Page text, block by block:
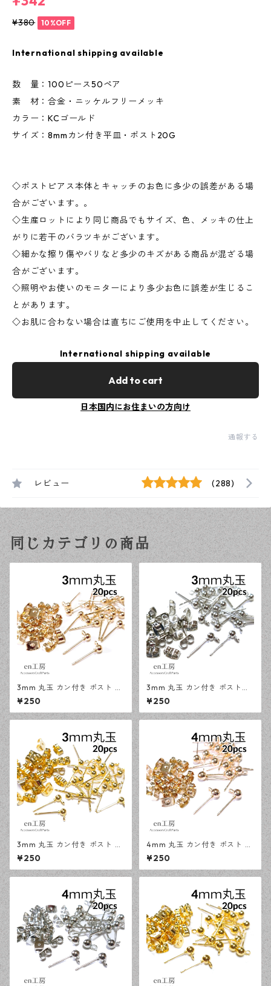
¥380 10%OFF
International shipping available
数 量：100ピース50ペア
素 材：合金・ニッケルフリーメッキ
カラー：KCゴールド
サイズ：8mmカン付き平皿・ポスト20G
◇ポストピアス本体とキャッチのお色に多少の誤差がある場
合がございます。。
◇生産ロットにより同じ商品でもサイズ、色、メッキの仕上
がりに若干のバラツキがございます。
◇細かな擦り傷やバリなど多少のキズがある商品が混ざる場
合がございます。
◇照明やお使いのモニターにより多少お色に誤差が生じるこ
とがあります。
◇お肌に合わない場合は直ちにご使用を中止してください。
International shipping available
Add to cart
日本国内にお住まいの方向け
通報する
レビュー (288)
同じカテゴリの商品
3mm 丸玉 カン付き ポスト ピ
アス KCゴールド 20ピース 金
属キャッチ ピアスパーツ 【en
工房】
¥250
3mm 丸玉 カン付き ポストピ
アス シルバー 20ピース 金属
キャッチ ピアス 【en工房】
¥250
3mm 丸玉 カン付き ポスト ピ
アス ゴールド 20ピース 金属
キャッチ ピアスパーツ 【en工
房】
¥250
4mm 丸玉 カン付き ポスト ピ
アス KCゴールド 20ピース 金
属キャッチ ピアスパーツ 【en
工房】
¥250